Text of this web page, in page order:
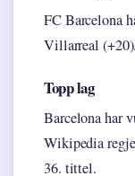
FC Barcelona
Villarreal (+20).
Topp lag
Barcelona har
Wikipedia
36. tittel.